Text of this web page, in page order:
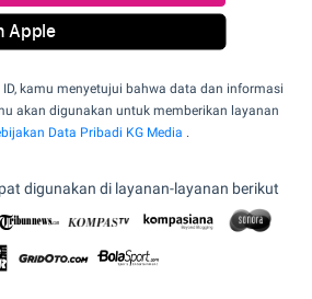
Apple
ID, kamu menyetujui bahwa data dan informasi
akan digunakan untuk memberikan layanan
Data Pribadi KG Media .
digunakan di layanan-layanan berikut